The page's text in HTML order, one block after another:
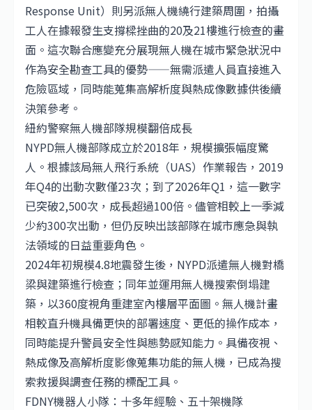
Response Unit）則另派無人機繞行建築周圍，拍攝
工人在據報發生支撐樑挫曲的20及21樓進行檢查的畫
面。這次聯合應變充分展現無人機在城市緊急狀況中
作為安全勘查工具的優勢——無需派遣人員直接進入
危險區域，同時能蒐集高解析度與熱成像數據供後續
決策參考。
紐約警察無人機部隊規模翻倍成長
NYPD無人機部隊成立於2018年，規模擴張幅度驚
人。根據該局無人飛行系統（UAS）作業報告，2019
年Q4的出動次數僅23次；到了2026年Q1，這一數字
已突破2,500次，成長超過100倍。儘管相較上一季減
少約300次出動，但仍反映出該部隊在城市應急與執
法領域的日益重要角色。
2024年初規模4.8地震發生後，NYPD派遣無人機對橋
梁與建築進行檢查；同年並運用無人機搜索倒塌建
築，以360度視角重建室內樓層平面圖。無人機計畫
相較直升機具備更快的部署速度、更低的操作成本，
同時能提升警員安全性與態勢感知能力。具備夜視、
熱成像及高解析度影像蒐集功能的無人機，已成為搜
索救援與調查任務的標配工具。
FDNY機器人小隊：十多年經驗、五十架機隊